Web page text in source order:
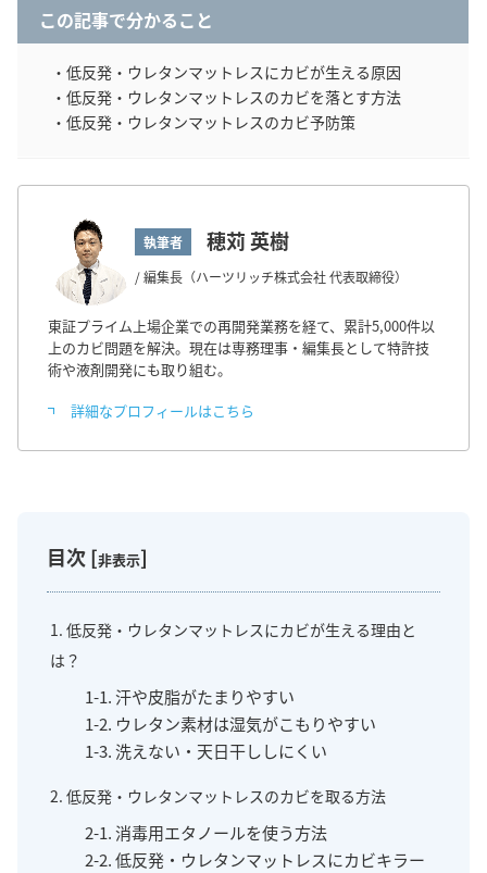
この記事で分かること
・低反発・ウレタンマットレスにカビが生える原因
・低反発・ウレタンマットレスのカビを落とす方法
・低反発・ウレタンマットレスのカビ予防策
執筆者 穂苅 英樹
/ 編集長（ハーツリッチ株式会社 代表取締役）
東証プライム上場企業での再開発業務を経て、累計5,000件以
上のカビ問題を解決。現在は専務理事・編集長として特許技
術や液剤開発にも取り組む。
詳細なプロフィールはこちら
目次[非表示]
1. 低反発・ウレタンマットレスにカビが生える理由と
は？
1-1. 汗や皮脂がたまりやすい
1-2. ウレタン素材は湿気がこもりやすい
1-3. 洗えない・天日干ししにくい
2. 低反発・ウレタンマットレスのカビを取る方法
2-1. 消毒用エタノールを使う方法
2-2. 低反発・ウレタンマットレスにカビキラー